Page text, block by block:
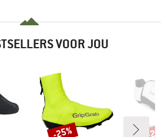
VOOR JOU
Korting
-25% -